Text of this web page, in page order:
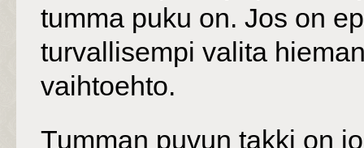
tumma puku on. Jos on
turvallisempi valita
vaihtoehto.
Tumman puvun takki on